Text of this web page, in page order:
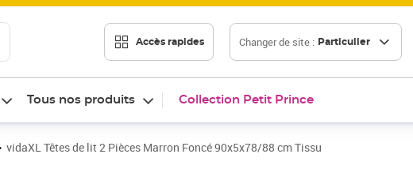
Accès rapides Changer de site : Particulier
Tous nos produits Collection Petit Prince
vidaXL Têtes de lit 2 Pièces Marron Foncé 90x5x78/88 cm Tissu